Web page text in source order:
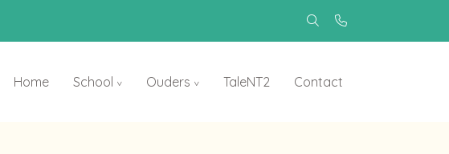
Home School Ouders TaleNT2 Contact